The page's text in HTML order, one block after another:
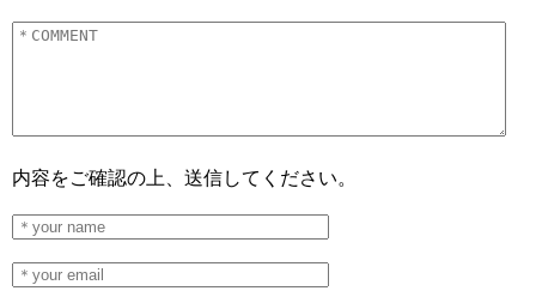
内容をご確認の上、送信してください。